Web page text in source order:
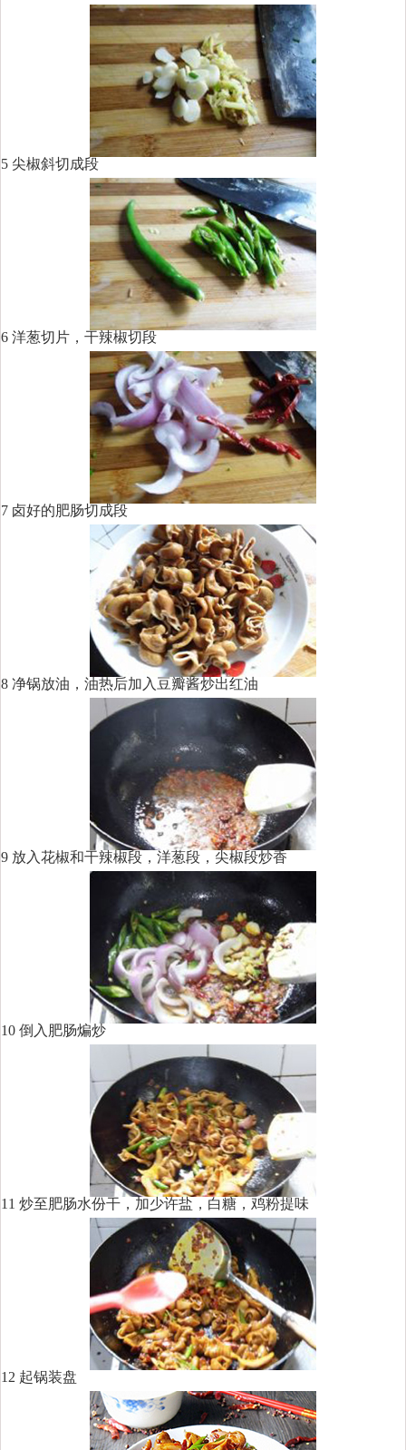
5 尖椒斜切成段
6 洋葱切片，干辣椒切段
7 卤好的肥肠切成段
8 净锅放油，油热后加入豆瓣酱炒出红油
9 放入花椒和干辣椒段，洋葱段，尖椒段炒香
10 倒入肥肠煸炒
11 炒至肥肠水份干，加少许盐，白糖，鸡粉提味
12 起锅装盘